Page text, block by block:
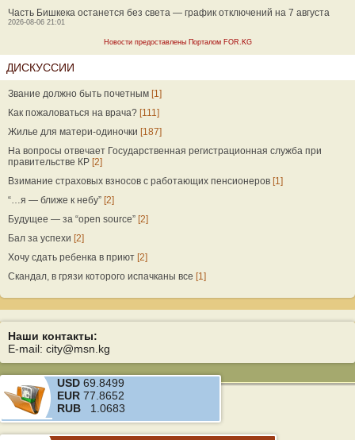
Часть Бишкека останется без света — график отключений на 7 августа
2026-08-06 21:01
Новости предоставлены Порталом FOR.KG
ДИСКУССИИ
Звание должно быть почетным [1]
Как пожаловаться на врача? [111]
Жилье для матери-одиночки [187]
На вопросы отвечает Государственная регистрационная служба при
правительстве КР [2]
Взимание страховых взносов с работающих пенсионеров [1]
“…я — ближе к небу” [2]
Будущее — за “open source” [2]
Бал за успехи [2]
Хочу сдать ребенка в приют [2]
Скандал, в грязи которого испачканы все [1]
Наши контакты:
E-mail: city@msn.kg
USD 69.8499
EUR 77.8652
RUB 1.0683